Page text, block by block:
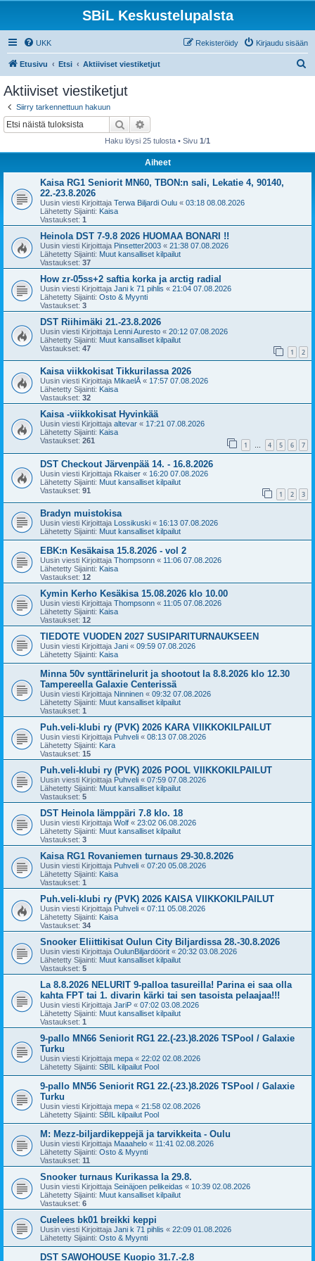
SBiL Keskustelupalsta
UKK Kirjaudu sisään
Rekisteröidy
Etusivu Etsi Aktiiviset viestiketjut
Aktiiviset viestiketjut
Siirry tarkennettuun hakuun
Etsi
Haku löysi 25 tulosta • Sivu 1/1
Aiheet
Kaisa RG1 Seniorit MN60, TBON:n sali, Lekatie 4, 90140,
22.-23.8.2026
Uusin viesti Kirjoittaja Terwa Biljardi Oulu « 03:18 08.08.2026
Lähetetty Sijainti: Kaisa
Vastaukset: 1
Heinola DST 7-9.8 2026 HUOMAA BONARI !!
Uusin viesti Kirjoittaja Pinsetter2003 « 21:38 07.08.2026
Lähetetty Sijainti: Muut kansalliset kilpailut
Vastaukset: 37
How zr-05ss+2 saftia korka ja arctig radial
Uusin viesti Kirjoittaja Jani k 71 pihlis « 21:04 07.08.2026
Lähetetty Sijainti: Osto & Myynti
Vastaukset: 3
DST Riihimäki 21.-23.8.2026
Uusin viesti Kirjoittaja Lenni Auresto « 20:12 07.08.2026
Lähetetty Sijainti: Muut kansalliset kilpailut
Vastaukset: 47 1 2
Kaisa viikkokisat Tikkurilassa 2026
Uusin viesti Kirjoittaja MikaelÅ « 17:57 07.08.2026
Lähetetty Sijainti: Kaisa
Vastaukset: 32
Kaisa -viikkokisat Hyvinkää
Uusin viesti Kirjoittaja altevar « 17:21 07.08.2026
Lähetetty Sijainti: Kaisa
Vastaukset: 261 1 … 4 5 6 7
DST Checkout Järvenpää 14. - 16.8.2026
Uusin viesti Kirjoittaja Rkaiser « 16:20 07.08.2026
Lähetetty Sijainti: Muut kansalliset kilpailut
Vastaukset: 91 1 2 3
Bradyn muistokisa
Uusin viesti Kirjoittaja Lossikuski « 16:13 07.08.2026
Lähetetty Sijainti: Muut kansalliset kilpailut
EBK:n Kesäkaisa 15.8.2026 - vol 2
Uusin viesti Kirjoittaja Thompsonn « 11:06 07.08.2026
Lähetetty Sijainti: Kaisa
Vastaukset: 12
Kymin Kerho Kesäkisa 15.08.2026 klo 10.00
Uusin viesti Kirjoittaja Thompsonn « 11:05 07.08.2026
Lähetetty Sijainti: Kaisa
Vastaukset: 12
TIEDOTE VUODEN 2027 SUSIPARITURNAUKSEEN
Uusin viesti Kirjoittaja Jani « 09:59 07.08.2026
Lähetetty Sijainti: Kaisa
Minna 50v synttärinelurit ja shootout la 8.8.2026 klo 12.30
Tampereella Galaxie Centerissä
Uusin viesti Kirjoittaja Ninninen « 09:32 07.08.2026
Lähetetty Sijainti: Muut kansalliset kilpailut
Vastaukset: 1
Puh.veli-klubi ry (PVK) 2026 KARA VIIKKOKILPAILUT
Uusin viesti Kirjoittaja Puhveli « 08:13 07.08.2026
Lähetetty Sijainti: Kara
Vastaukset: 15
Puh.veli-klubi ry (PVK) 2026 POOL VIIKKOKILPAILUT
Uusin viesti Kirjoittaja Puhveli « 07:59 07.08.2026
Lähetetty Sijainti: Muut kansalliset kilpailut
Vastaukset: 5
DST Heinola lämppäri 7.8 klo. 18
Uusin viesti Kirjoittaja Wolf « 23:02 06.08.2026
Lähetetty Sijainti: Muut kansalliset kilpailut
Vastaukset: 3
Kaisa RG1 Rovaniemen turnaus 29-30.8.2026
Uusin viesti Kirjoittaja Puhveli « 07:20 05.08.2026
Lähetetty Sijainti: Kaisa
Vastaukset: 1
Puh.veli-klubi ry (PVK) 2026 KAISA VIIKKOKILPAILUT
Uusin viesti Kirjoittaja Puhveli « 07:11 05.08.2026
Lähetetty Sijainti: Kaisa
Vastaukset: 34
Snooker Eliittikisat Oulun City Biljardissa 28.-30.8.2026
Uusin viesti Kirjoittaja OulunBiljardöörit « 20:32 03.08.2026
Lähetetty Sijainti: Muut kansalliset kilpailut
Vastaukset: 5
La 8.8.2026 NELURIT 9-palloa tasureilla! Parina ei saa olla
kahta FPT tai 1. divarin kärki tai sen tasoista pelaajaa!!!
Uusin viesti Kirjoittaja JariP « 07:02 03.08.2026
Lähetetty Sijainti: Muut kansalliset kilpailut
Vastaukset: 1
9-pallo MN66 Seniorit RG1 22.(-23.)8.2026 TSPool / Galaxie
Turku
Uusin viesti Kirjoittaja mepa « 22:02 02.08.2026
Lähetetty Sijainti: SBIL kilpailut Pool
9-pallo MN56 Seniorit RG1 22.(-23.)8.2026 TSPool / Galaxie
Turku
Uusin viesti Kirjoittaja mepa « 21:58 02.08.2026
Lähetetty Sijainti: SBIL kilpailut Pool
M: Mezz-biljardikeppejä ja tarvikkeita - Oulu
Uusin viesti Kirjoittaja Maaahelo « 11:41 02.08.2026
Lähetetty Sijainti: Osto & Myynti
Vastaukset: 11
Snooker turnaus Kurikassa la 29.8.
Uusin viesti Kirjoittaja Seinäjoen pelikeidas « 10:39 02.08.2026
Lähetetty Sijainti: Muut kansalliset kilpailut
Vastaukset: 6
Cuelees bk01 breikki keppi
Uusin viesti Kirjoittaja Jani k 71 pihlis « 22:09 01.08.2026
Lähetetty Sijainti: Osto & Myynti
DST SAWOHOUSE Kuopio 31.7.-2.8